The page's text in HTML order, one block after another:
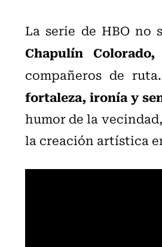
La serie de HBO
Chapulín Colorado,
compañeros de ruta.
fortaleza, ironía y
humor de la
la creación artística